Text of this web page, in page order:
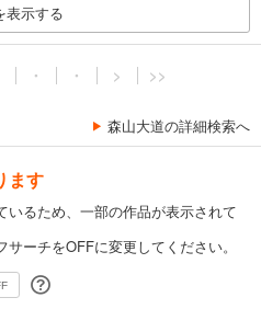
表示する
・ ・ > >>
森山大道の詳細検索へ
ます
いるため、一部の作品が表示されて
ーチをOFFに変更してください。